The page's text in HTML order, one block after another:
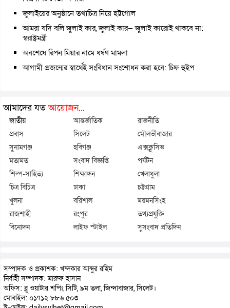
জুলাইয়ের অনুষ্ঠানে তথ্যচিত্র নিয়ে হট্টগোল
আমরা যদি বলি জুলাই কার, জুলাই কার— জুলাই কারোই থাকবে না:
স্বরাষ্ট্রমন্ত্রী
অবশেষে রিপন মিয়ার নামে ধর্ষণ মামলা
আগামী প্রজন্মের স্বার্থেই সংবিধান সংশোধন করা হবে: চিফ হুইপ
আমাদের যতআয়োজন...
জাতীয় আন্তর্জাতিক
রাজনীতি
প্রবাস
সিলেট
মৌলভীবাজার
সুনামগঞ্জ
হবিগঞ্জ
এক্সক্লুসিভ
মতামত
সংবাদ বিজ্ঞপ্তি
পর্যটন
শিল্প-সাহিত্য
শিক্ষাঙ্গন
খেলাধুলা
চিত্র বিচিত্র
ঢাকা
চট্টগ্রাম
খুলনা
বরিশাল
ময়মনসিংহ
রাজশাহী
রংপুর
তথ্যপ্রযুক্তি
বিনোদন
লাইফ স্টাইল সুসংবাদ প্রতিদিন
সম্পাদক ও প্রকাশক: খন্দকার আব্দুর রহিম
নির্বাহী সম্পাদক: মারুফ হাসান
অফিস: ব্লু ওয়াটার শপিং সিটি, ৯ম তলা, জিন্দাবাজার, সিলেট।
মোবাইল: ০১৭১২ ৮৮৬ ৫০৩